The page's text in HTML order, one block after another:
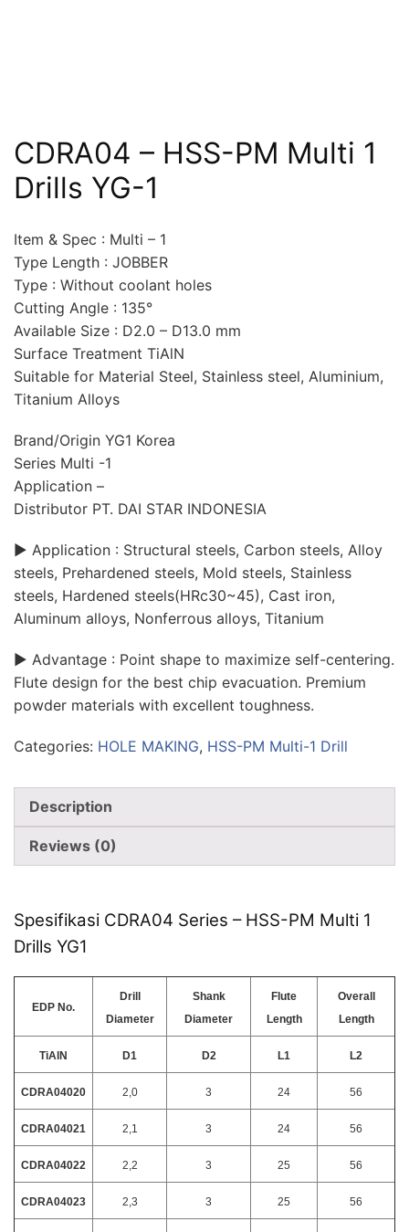
CDRA04 – HSS-PM Multi 1
Drills YG-1
Item & Spec : Multi – 1
Type Length : JOBBER
Type : Without coolant holes
Cutting Angle : 135°
Available Size : D2.0 – D13.0 mm
Surface Treatment TiAlN
Suitable for Material Steel, Stainless steel, Aluminium,
Titanium Alloys
Brand/Origin YG1 Korea
Series Multi -1
Application –
Distributor PT. DAI STAR INDONESIA
▶ Application : Structural steels, Carbon steels, Alloy
steels, Prehardened steels, Mold steels, Stainless
steels, Hardened steels(HRc30~45), Cast iron,
Aluminum alloys, Nonferrous alloys, Titanium
▶ Advantage : Point shape to maximize self-centering.
Flute design for the best chip evacuation. Premium
powder materials with excellent toughness.
Categories: HOLE MAKING, HSS-PM Multi-1 Drill
Description
Reviews (0)
Spesifikasi CDRA04 Series – HSS-PM Multi 1
Drills YG1
EDP No.
Drill
Diameter
Shank
Diameter
Flute
Length
Overall
Length
TiAlN D1 D2 L1 L2
CDRA04020 2,0 3 24 56
CDRA04021 2,1 3 24 56
CDRA04022 2,2 3 25 56
CDRA04023 2,3 3 25 56